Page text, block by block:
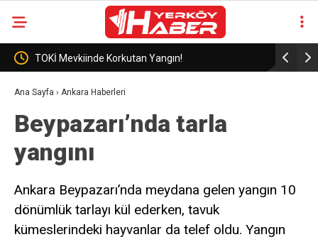
Yangın! Türk Hava Kuvvetleri’nden Kıbrıs
Ana Sayfa › Ankara Haberleri
Beypazarı’nda tarla
yangını
Ankara Beypazarı’nda meydana gelen yangın 10
dönümlük tarlayı kül ederken, tavuk
kümeslerindeki hayvanlar da telef oldu. Yangın